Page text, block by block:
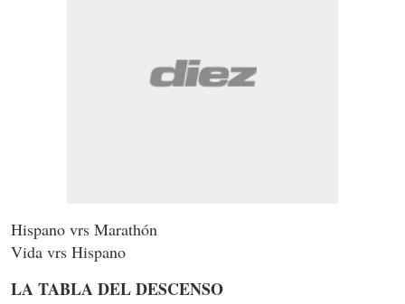
Hispano vrs Marathón
Vida vrs Hispano
LA TABLA DEL DESCENSO